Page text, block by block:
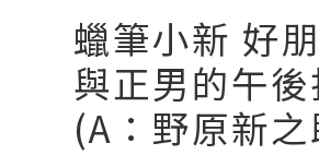
蠟筆小新 好
與正男的午
(A：野原新